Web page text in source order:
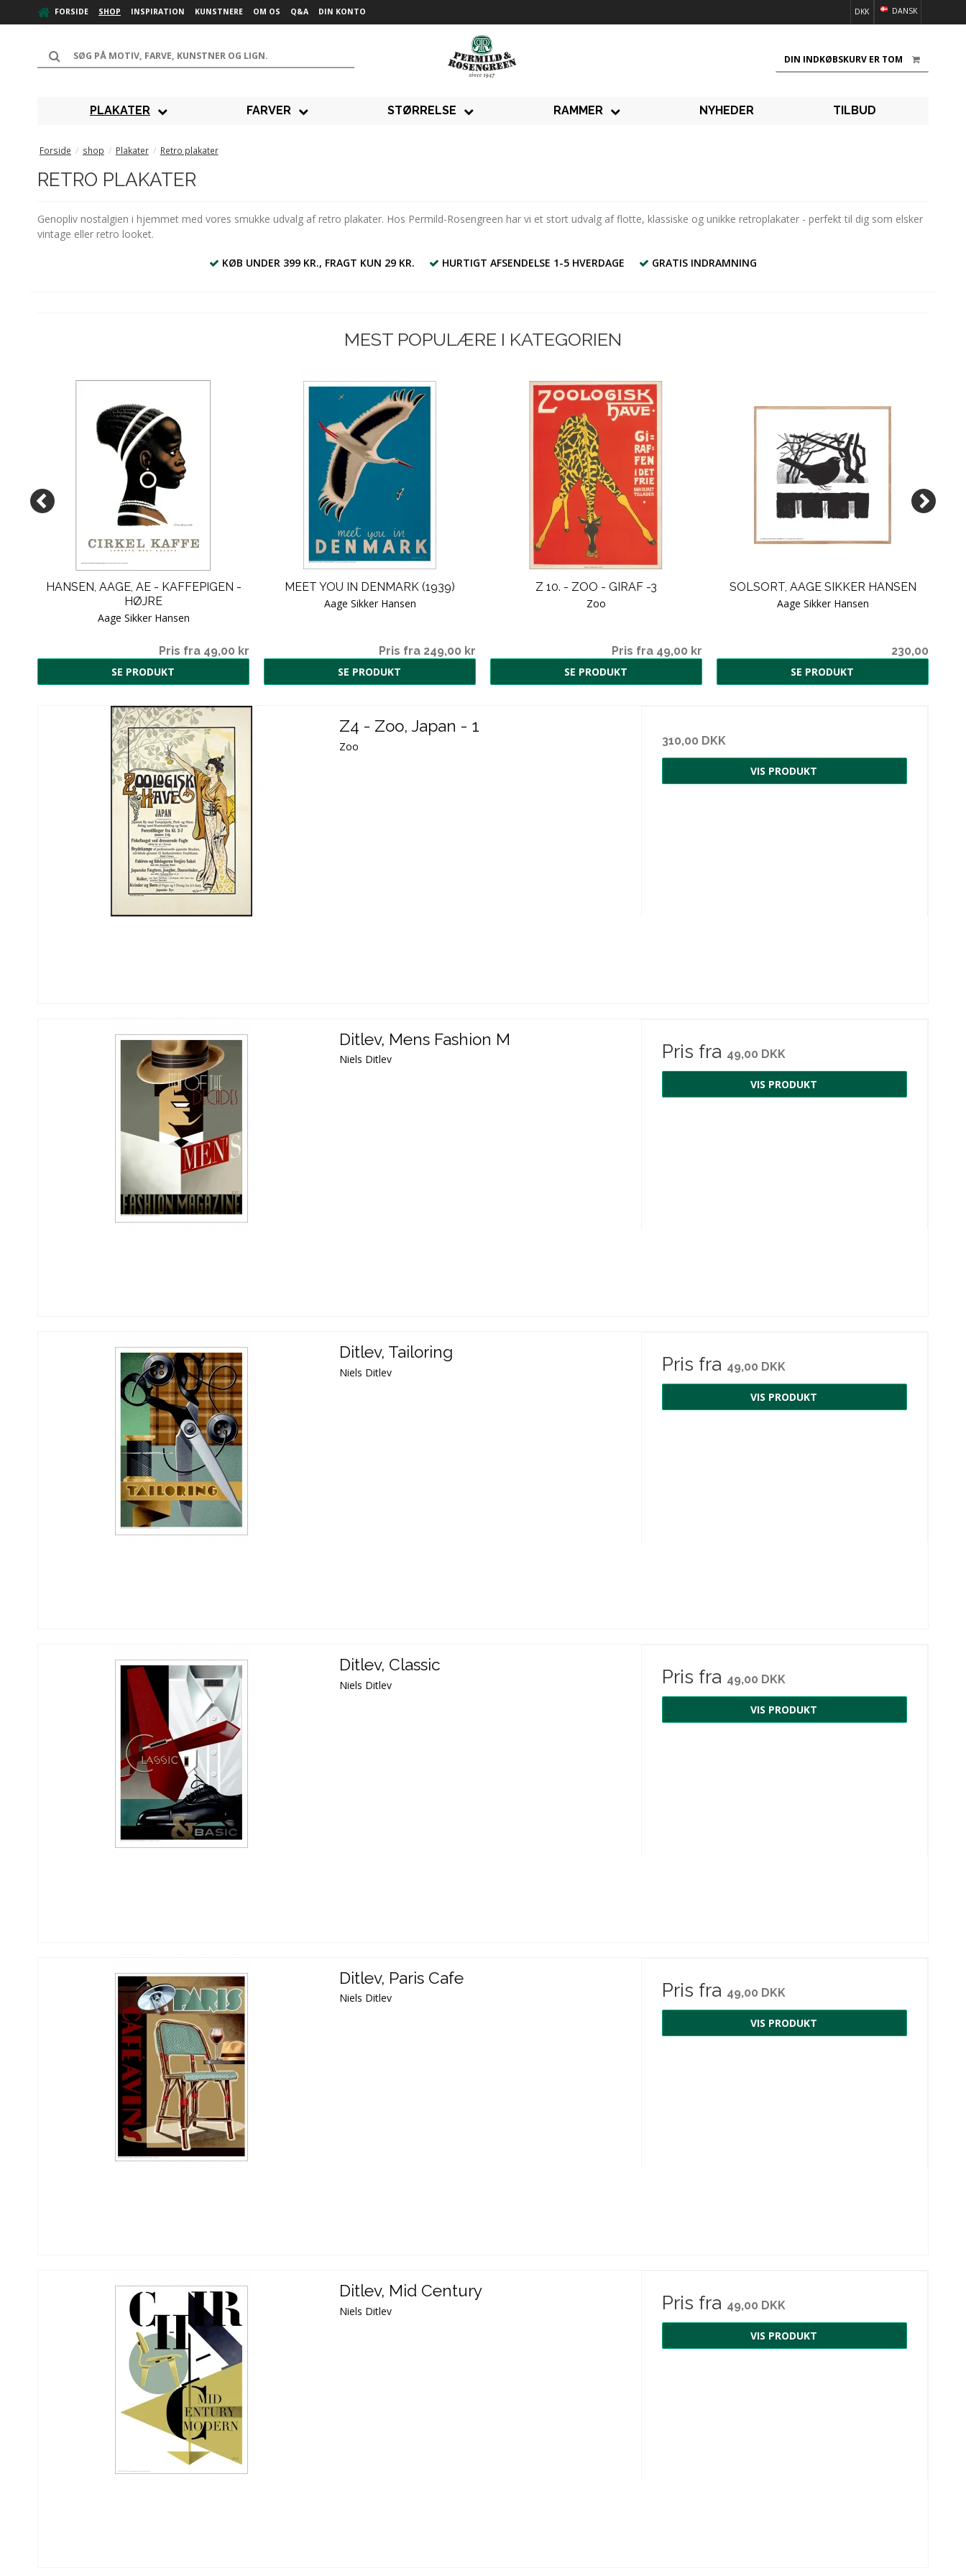
FORSIDE SHOP INSPIRATION KUNSTNERE OM OS Q&A DIN KONTO DANSK
DKK
DIN INDKØBSKURV ER TOM
PLAKATER FARVER STØRRELSE RAMMER NYHEDER TILBUD
Forside / shop / Plakater / Retro plakater
RETRO PLAKATER
Genopliv nostalgien i hjemmet med vores smukke udvalg af retro plakater. Hos Permild-Rosengreen har vi et stort udvalg af flotte, klassiske og unikke retroplakater - perfekt til dig som elsker
vintage eller retro looket.
KØB UNDER 399 KR., FRAGT KUN 29 KR. HURTIGT AFSENDELSE 1-5 HVERDAGE GRATIS INDRAMNING
MEST POPULÆRE I KATEGORIEN
HANSEN, AAGE, AE - KAFFEPIGEN -
HØJRE
Aage Sikker Hansen
Pris fra 49,00 kr
SE PRODUKT
MEET YOU IN DENMARK (1939)
Aage Sikker Hansen
Pris fra 249,00 kr
SE PRODUKT
Z 10. - ZOO - GIRAF -3
Zoo
Pris fra 49,00 kr
SE PRODUKT
SOLSORT, AAGE SIKKER HANSEN
Aage Sikker Hansen
230,00
SE PRODUKT
Z4 - Zoo, Japan - 1
Zoo 310,00 DKK
VIS PRODUKT
Ditlev, Mens Fashion M
Niels Ditlev Pris fra 49,00 DKK
VIS PRODUKT
Ditlev, Tailoring
Niels Ditlev Pris fra 49,00 DKK
VIS PRODUKT
Ditlev, Classic
Niels Ditlev Pris fra 49,00 DKK
VIS PRODUKT
Ditlev, Paris Cafe
Niels Ditlev Pris fra 49,00 DKK
VIS PRODUKT
Ditlev, Mid Century
Niels Ditlev Pris fra 49,00 DKK
VIS PRODUKT